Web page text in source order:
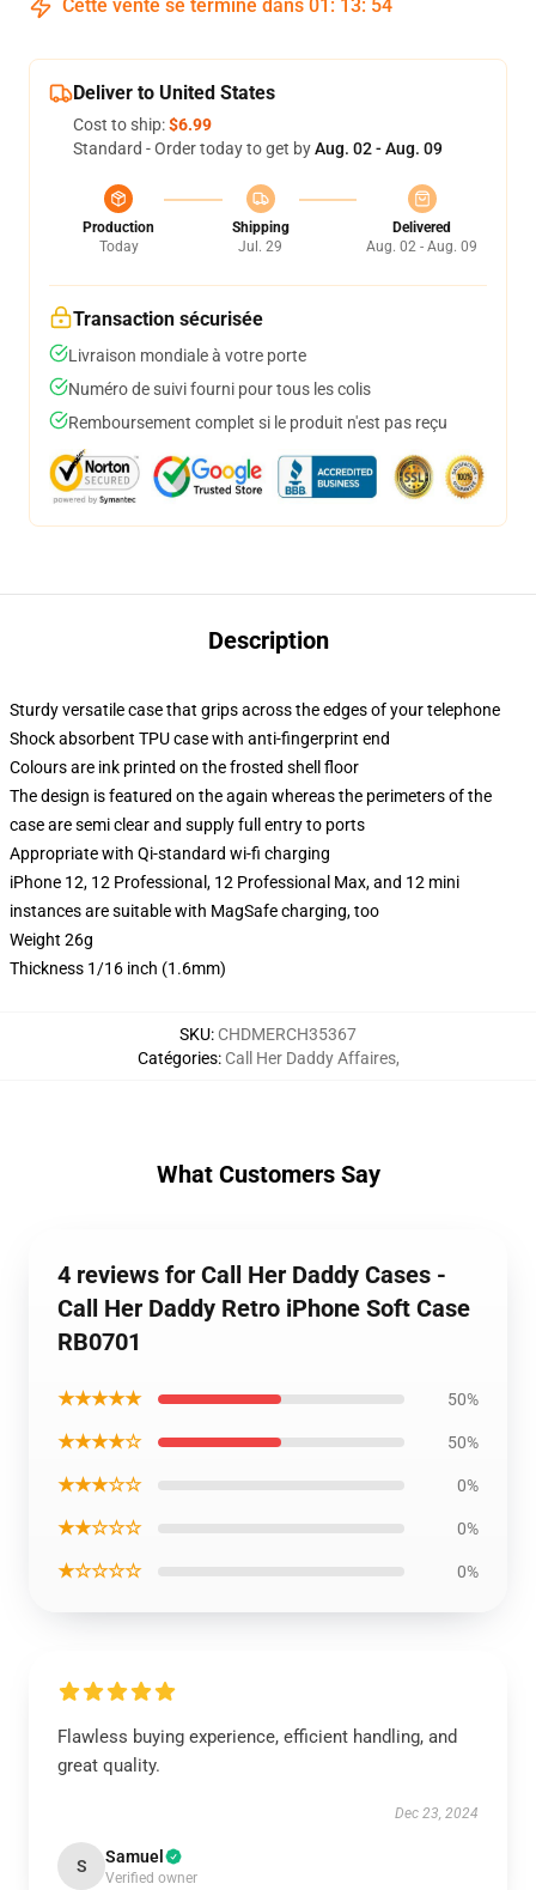
Cette vente se termine dans 01 : 13: 54
Deliver to United States
Cost to ship:$6.99
Standard - Order today to get byAug. 02 - Aug. 09
Production
Today
Shipping
Jul. 29
Delivered
Aug. 02 - Aug. 09
Transaction sécurisée
Livraison mondiale à votre porte
Numéro de suivi fourni pour tous les colis
Remboursement complet si le produit n'est pas reçu
Description
Sturdy versatile case that grips across the edges of your telephone
Shock absorbent TPU case with anti-fingerprint end
Colours are ink printed on the frosted shell floor
The design is featured on the again whereas the perimeters of the
case are semi clear and supply full entry to ports
Appropriate with Qi-standard wi-fi charging
iPhone 12, 12 Professional, 12 Professional Max, and 12 mini
instances are suitable with MagSafe charging, too
Weight 26g
Thickness 1/16 inch (1.6mm)
SKU: CHDMERCH35367
Catégories: Call Her Daddy Affaires,
What Customers Say
4 reviews for Call Her Daddy Cases -
Call Her Daddy Retro iPhone Soft Case
RB0701
★★★★★ 50%
★★★★☆ 50%
★★★☆☆ 0%
★★☆☆☆ 0%
★☆☆☆☆ 0%
Flawless buying experience, efficient handling, and
great quality.
Dec 23, 2024
S Samuel
Verified owner